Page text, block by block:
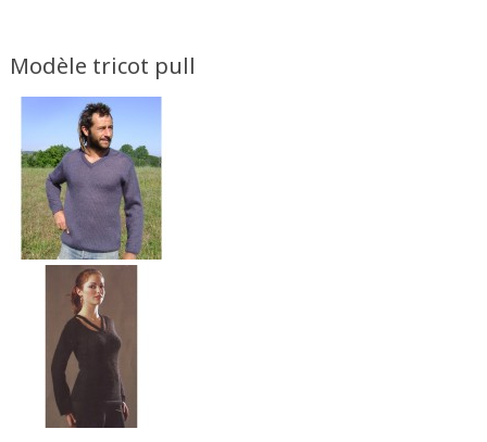
Modèle tricot pull